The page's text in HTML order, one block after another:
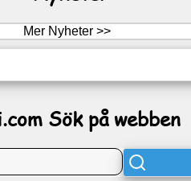
Mer Nyheter >>
Sök på webben